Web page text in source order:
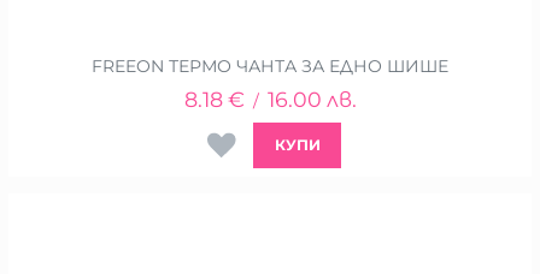
FREEON ТЕРМО ЧАНТА ЗА ЕДНО ШИШЕ
8.18 € / 16.00 лв.
КУПИ